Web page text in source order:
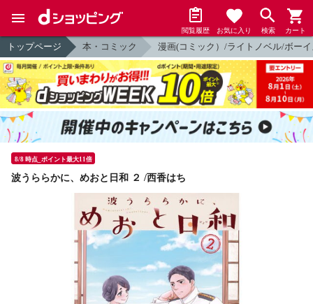
閲覧履歴 お気に入り 検索 カート
トップページ 本・コミック 漫画(コミック）/ライトノベル/ボー
8/8 時点_ポイント最大11倍
波うららかに、めおと日和 ２ /西香はち